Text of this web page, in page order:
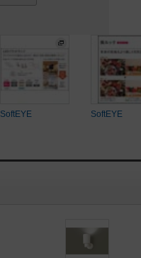
SoftEYE SoftEYE